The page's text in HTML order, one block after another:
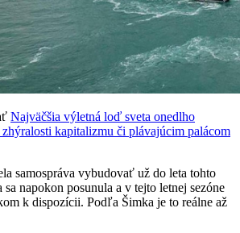
Najväčšia výletná loď sveta onedlho
kapitalizmu či plávajúcim palácom
samospráva vybudovať už do leta tohto
napokon posunula a v tejto letnej sezóne
k dispozícii. Podľa Šimka je to reálne až